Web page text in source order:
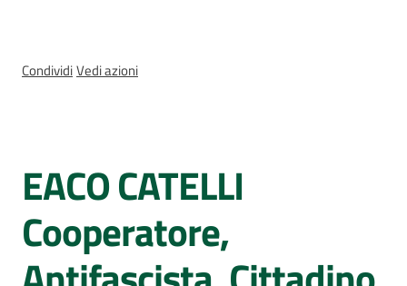
sulla
Seguici
su
CondividiVedi azioni
Cos'è
EACO CATELLI
Cooperatore,